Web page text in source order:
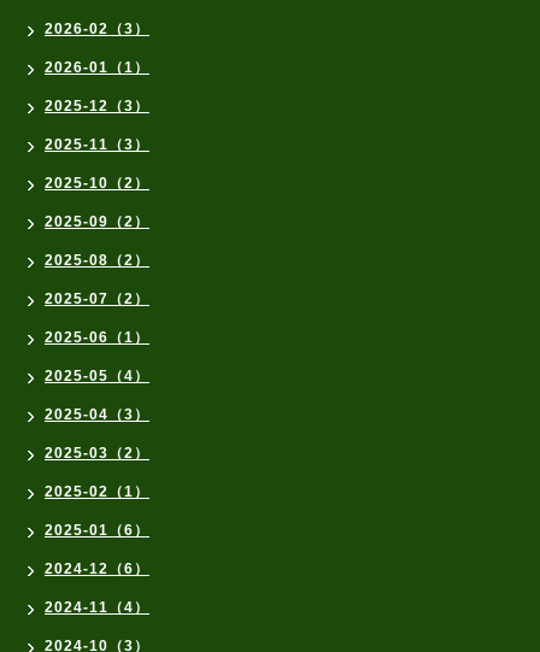
2026-02（3）
2026-01（1）
2025-12（3）
2025-11（3）
2025-10（2）
2025-09（2）
2025-08（2）
2025-07（2）
2025-06（1）
2025-05（4）
2025-04（3）
2025-03（2）
2025-02（1）
2025-01（6）
2024-12（6）
2024-11（4）
2024-10（3）